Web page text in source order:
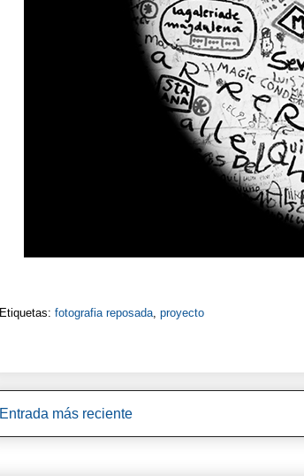
Etiquetas: fotografia reposada, proyecto
Entrada más reciente